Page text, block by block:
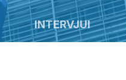
INTERVJUI